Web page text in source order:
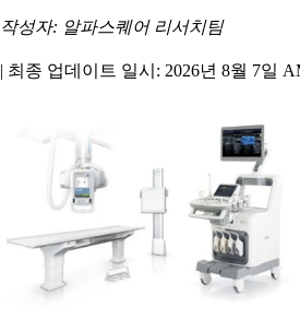
작성자: 알파스퀘어 리서치팀
| 최종 업데이트 일시: 2026년 8월 7일